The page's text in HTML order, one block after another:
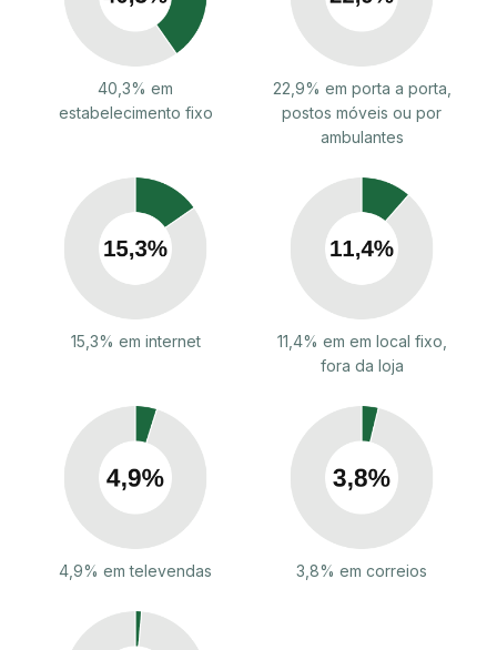
40,3% em
estabelecimento fixo
22,9% em porta a porta,
postos móveis ou por
ambulantes
15,3% em internet
11,4% em em local fixo,
fora da loja
4,9% em televendas 3,8% em correios